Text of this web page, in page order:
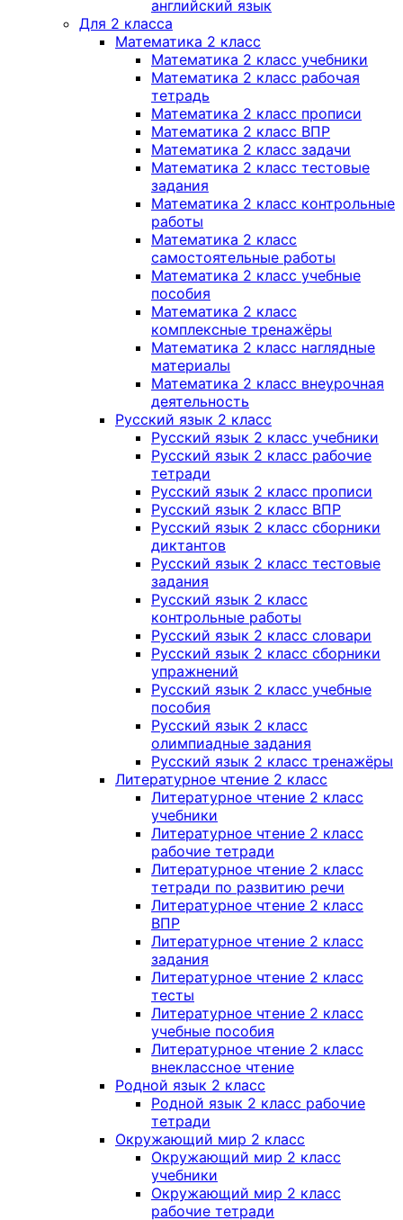
английский язык
Для 2 класса
Математика 2 класс
Математика 2 класс учебники
Математика 2 класс рабочая
тетрадь
Математика 2 класс прописи
Математика 2 класс ВПР
Математика 2 класс задачи
Математика 2 класс тестовые
задания
Математика 2 класс контрольные
работы
Математика 2 класс
самостоятельные работы
Математика 2 класс учебные
пособия
Математика 2 класс
комплексные тренажёры
Математика 2 класс наглядные
материалы
Математика 2 класс внеурочная
деятельность
Русский язык 2 класс
Русский язык 2 класс учебники
Русский язык 2 класс рабочие
тетради
Русский язык 2 класс прописи
Русский язык 2 класс ВПР
Русский язык 2 класс сборники
диктантов
Русский язык 2 класс тестовые
задания
Русский язык 2 класс
контрольные работы
Русский язык 2 класс словари
Русский язык 2 класс сборники
упражнений
Русский язык 2 класс учебные
пособия
Русский язык 2 класс
олимпиадные задания
Русский язык 2 класс тренажёры
Литературное чтение 2 класс
Литературное чтение 2 класс
учебники
Литературное чтение 2 класс
рабочие тетради
Литературное чтение 2 класс
тетради по развитию речи
Литературное чтение 2 класс
ВПР
Литературное чтение 2 класс
задания
Литературное чтение 2 класс
тесты
Литературное чтение 2 класс
учебные пособия
Литературное чтение 2 класс
внеклассное чтение
Родной язык 2 класс
Родной язык 2 класс рабочие
тетради
Окружающий мир 2 класс
Окружающий мир 2 класс
учебники
Окружающий мир 2 класс
рабочие тетради